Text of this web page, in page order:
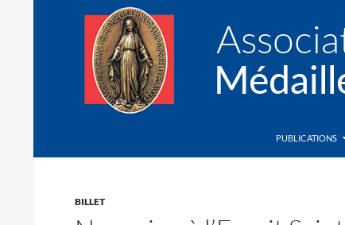
Association de la Médaille MiraculeusePUBLICATIONS
BILLET